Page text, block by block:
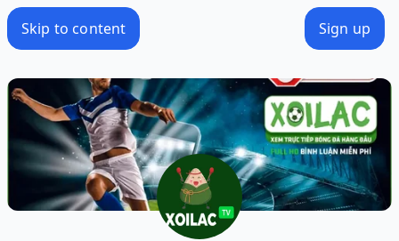
Skip to content Sign up